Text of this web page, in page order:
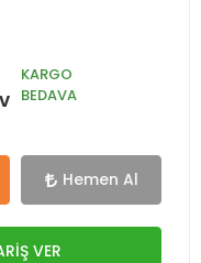
KARGO
BEDAVA
Hemen Al
VER